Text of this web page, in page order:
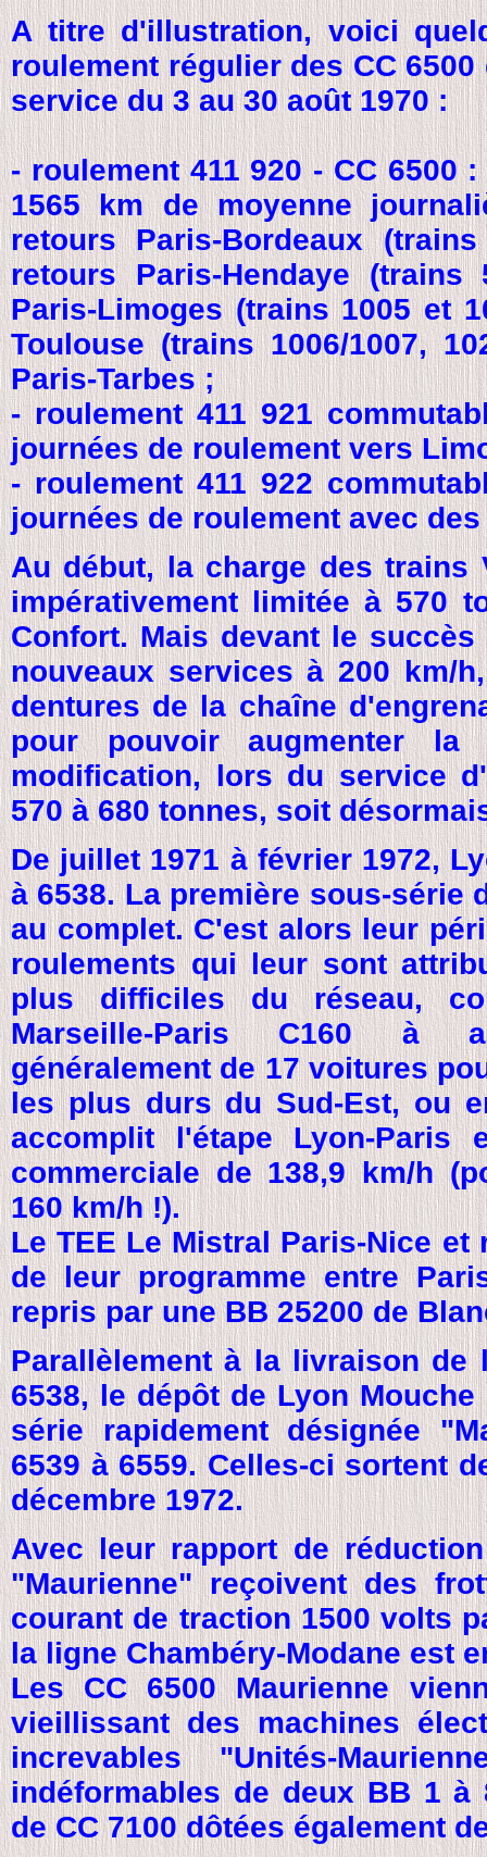
A titre d'illustration, voici
roulement régulier des CC
service du 3 au 30 août 1970 :
- roulement 411 920 - CC 6500
1565 km de moyenne
retours Paris-Bordeaux
retours Paris-Hendaye
Paris-Limoges (trains 1005 et
Toulouse (trains 1006/1007,
Paris-Tarbes ;
- roulement 411 921
journées de roulement vers
- roulement 411 922
journées de roulement avec
Au début, la charge des trains
impérativement limitée à 570
Confort. Mais devant le
nouveaux services à 200 km/
dentures de la chaîne
pour pouvoir augmenter la
modification, lors du service
570 à 680 tonnes, soit
De juillet 1971 à février 1972,
à 6538. La première sous-série
au complet. C'est alors leur
roulements qui leur sont
plus difficiles du réseau,
Marseille-Paris C160 à
généralement de 17 voitures
les plus durs du Sud-Est, ou
accomplit l'étape Lyon-
commerciale de 138,9 km/h
160 km/h !).
Le TEE Le Mistral Paris-Nice
de leur programme entre
repris par une BB 25200 de
Parallèlement à la livraison de
6538, le dépôt de Lyon
série rapidement désignée
6539 à 6559. Celles-ci sortent
décembre 1972.
Avec leur rapport de
"Maurienne" reçoivent des
courant de traction 1500 volts
la ligne Chambéry-Modane est
Les CC 6500 Maurienne
vieillissant des machines
increvables "Unités-
indéformables de deux BB 1 à
de CC 7100 dôtées également